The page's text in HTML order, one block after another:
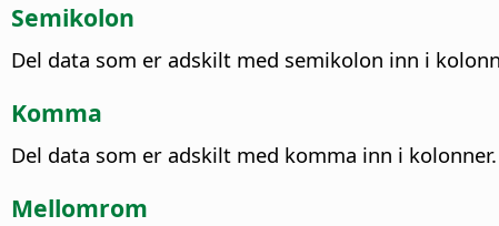
Semikolon
Del data som er adskilt med semikolon inn i
Komma
Del data som er adskilt med komma inn i kolonner.
Mellomrom